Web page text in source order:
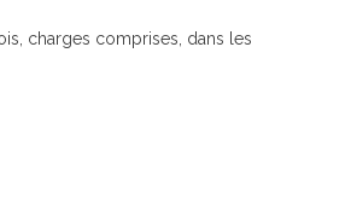
charges comprises, dans les